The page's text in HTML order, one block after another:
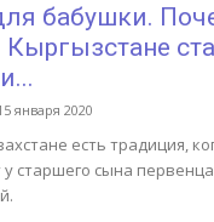
бабушки.
Кыргызстане
января 2020
есть традиция,
старшего сына